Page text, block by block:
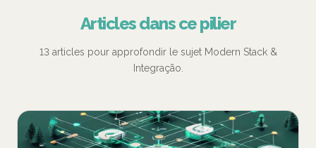
Articles dans ce pilier
13 articles pour approfondir le sujet Modern Stack &
Integração.